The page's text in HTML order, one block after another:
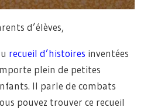
d’élèves,
recueil d’histoires inventées
plein de petites
Il parle de combats
pouvez trouver ce recueil